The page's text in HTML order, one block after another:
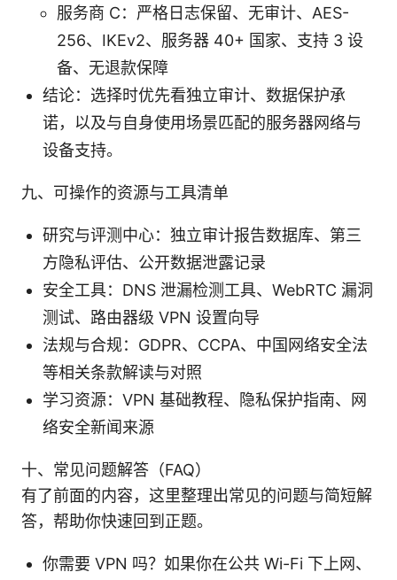
服务商 C：严格日志保留、无审计、AES-
256、IKEv2、服务器 40+ 国家、支持 3 设
备、无退款保障
结论：选择时优先看独立审计、数据保护承
诺，以及与自身使用场景匹配的服务器网络与
设备支持。
九、可操作的资源与工具清单
研究与评测中心：独立审计报告数据库、第三
方隐私评估、公开数据泄露记录
安全工具：DNS 泄漏检测工具、WebRTC 漏洞
测试、路由器级 VPN 设置向导
法规与合规：GDPR、CCPA、中国网络安全法
等相关条款解读与对照
学习资源：VPN 基础教程、隐私保护指南、网
络安全新闻来源
十、常见问题解答（FAQ）
有了前面的内容，这里整理出常见的问题与简短解
答，帮助你快速回到正题。
你需要 VPN 吗？如果你在公共 Wi-Fi 下上网、